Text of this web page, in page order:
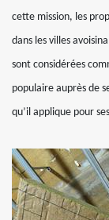
cette mission, les
dans les villes
sont considérées
populaire auprès de
qu’il applique pour